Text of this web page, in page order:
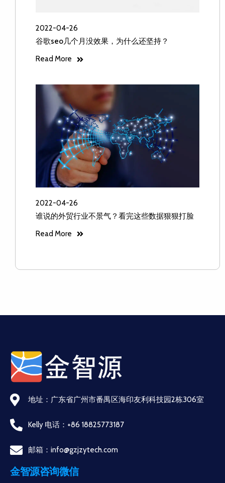
2022-04-26
谷歌seo几个月没效果，为什么还坚持？
Read More
2022-04-26
谁说的外贸行业不景气？看完这些数据狠狠打脸
Read More
地址：广东省广州市番禺区海印友利科技园2栋306室
Kelly 电话：+86 18825773187
邮箱：info@gzjzytech.com
金智源咨询微信